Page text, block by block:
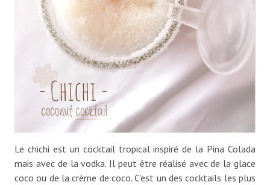
Le chichi est un cocktail tropical inspiré de la Pina Colada
mais avec de la vodka. Il peut être réalisé avec de la glace
coco ou de la crème de coco. C’est un des cocktails les plus